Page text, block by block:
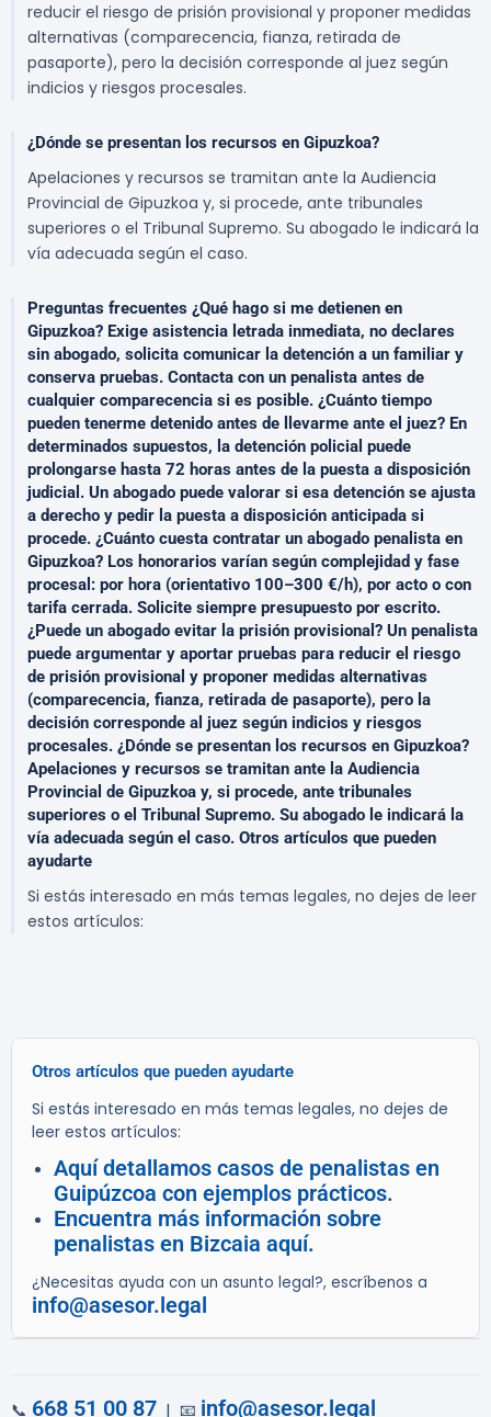
reducir el riesgo de prisión provisional y proponer medidas
alternativas (comparecencia, fianza, retirada de
pasaporte), pero la decisión corresponde al juez según
indicios y riesgos procesales.
¿Dónde se presentan los recursos en Gipuzkoa?
Apelaciones y recursos se tramitan ante la Audiencia
Provincial de Gipuzkoa y, si procede, ante tribunales
superiores o el Tribunal Supremo. Su abogado le indicará la
vía adecuada según el caso.
Preguntas frecuentes ¿Qué hago si me detienen en
Gipuzkoa? Exige asistencia letrada inmediata, no declares
sin abogado, solicita comunicar la detención a un familiar y
conserva pruebas. Contacta con un penalista antes de
cualquier comparecencia si es posible. ¿Cuánto tiempo
pueden tenerme detenido antes de llevarme ante el juez? En
determinados supuestos, la detención policial puede
prolongarse hasta 72 horas antes de la puesta a disposición
judicial. Un abogado puede valorar si esa detención se ajusta
a derecho y pedir la puesta a disposición anticipada si
procede. ¿Cuánto cuesta contratar un abogado penalista en
Gipuzkoa? Los honorarios varían según complejidad y fase
procesal: por hora (orientativo 100–300 €/h), por acto o con
tarifa cerrada. Solicite siempre presupuesto por escrito.
¿Puede un abogado evitar la prisión provisional? Un penalista
puede argumentar y aportar pruebas para reducir el riesgo
de prisión provisional y proponer medidas alternativas
(comparecencia, fianza, retirada de pasaporte), pero la
decisión corresponde al juez según indicios y riesgos
procesales. ¿Dónde se presentan los recursos en Gipuzkoa?
Apelaciones y recursos se tramitan ante la Audiencia
Provincial de Gipuzkoa y, si procede, ante tribunales
superiores o el Tribunal Supremo. Su abogado le indicará la
vía adecuada según el caso. Otros artículos que pueden
ayudarte
Si estás interesado en más temas legales, no dejes de leer
estos artículos:
Otros artículos que pueden ayudarte
Si estás interesado en más temas legales, no dejes de
leer estos artículos:
Aquí detallamos casos de penalistas en
Guipúzcoa con ejemplos prácticos.
Encuentra más información sobre
penalistas en Bizcaia aquí.
¿Necesitas ayuda con un asunto legal?, escríbenos a
info@asesor.legal
📞 668 51 00 87 | 📧 info@asesor.legal